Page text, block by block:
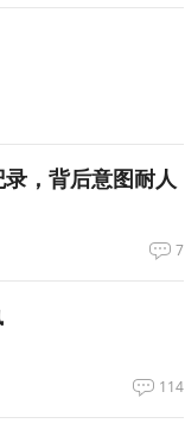
，背后意图耐人
7
114